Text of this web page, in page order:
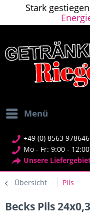
Stark
Menü
+49 (0) 8563
Mo - Fr: 9:00 -
Unsere
Übersicht Pils
Becks Pils